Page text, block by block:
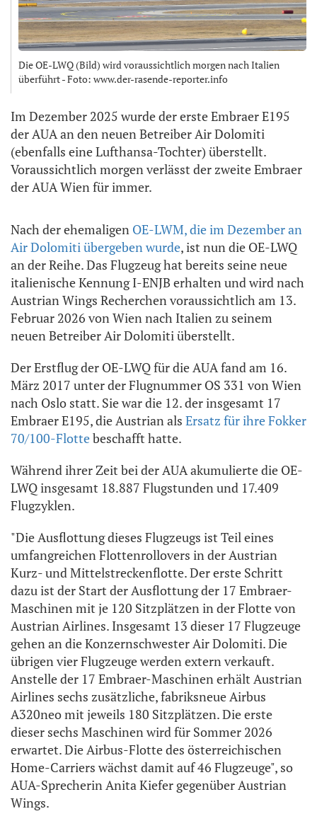
Die OE-LWQ (Bild) wird voraussichtlich morgen nach Italien
überführt - Foto: www.der-rasende-reporter.info
Im Dezember 2025 wurde der erste Embraer E195
der AUA an den neuen Betreiber Air Dolomiti
(ebenfalls eine Lufthansa-Tochter) überstellt.
Voraussichtlich morgen verlässt der zweite Embraer
der AUA Wien für immer.
Nach der ehemaligen OE-LWM, die im Dezember an
Air Dolomiti übergeben wurde, ist nun die OE-LWQ
an der Reihe. Das Flugzeug hat bereits seine neue
italienische Kennung I-ENJB erhalten und wird nach
Austrian Wings Recherchen voraussichtlich am 13.
Februar 2026 von Wien nach Italien zu seinem
neuen Betreiber Air Dolomiti überstellt.
Der Erstflug der OE-LWQ für die AUA fand am 16.
März 2017 unter der Flugnummer OS 331 von Wien
nach Oslo statt. Sie war die 12. der insgesamt 17
Embraer E195, die Austrian als Ersatz für ihre Fokker
70/100-Flottebeschafft hatte.
Während ihrer Zeit bei der AUA akumulierte die OE-
LWQ insgesamt 18.887 Flugstunden und 17.409
Flugzyklen.
"Die Ausflottung dieses Flugzeugs ist Teil eines
umfangreichen Flottenrollovers in der Austrian
Kurz- und Mittelstreckenflotte. Der erste Schritt
dazu ist der Start der Ausflottung der 17 Embraer-
Maschinen mit je 120 Sitzplätzen in der Flotte von
Austrian Airlines. Insgesamt 13 dieser 17 Flugzeuge
gehen an die Konzernschwester Air Dolomiti. Die
übrigen vier Flugzeuge werden extern verkauft.
Anstelle der 17 Embraer-Maschinen erhält Austrian
Airlines sechs zusätzliche, fabriksneue Airbus
A320neo mit jeweils 180 Sitzplätzen. Die erste
dieser sechs Maschinen wird für Sommer 2026
erwartet. Die Airbus-Flotte des österreichischen
Home-Carriers wächst damit auf 46 Flugzeuge", so
AUA-Sprecherin Anita Kiefer gegenüber Austrian
Wings.